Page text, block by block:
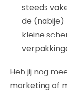
steeds
de (nabije)
kleine
Heb jij nog
marketing of